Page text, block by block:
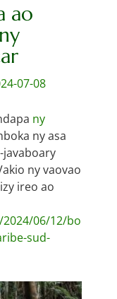
ao
07-08
ny
ny asa
javaboary
ny vaovao
ireo ao
06/12/bo
sud-